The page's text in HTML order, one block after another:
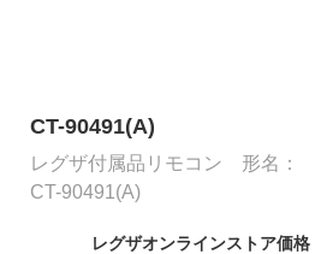
CT-90491(A)
レグザ付属品リモコン 形名：
CT-90491(A)
レグザオンラインストア価格